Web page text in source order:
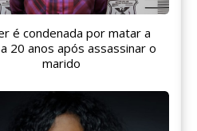
é condenada por matar a
20 anos após assassinar o
marido